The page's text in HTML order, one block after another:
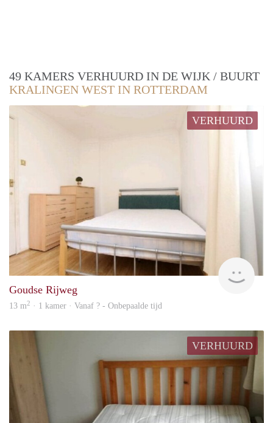
49 KAMERS VERHUURD IN DE WIJK / BUURT
KRALINGEN WEST IN ROTTERDAM
VERHUURD
Goudse Rijweg
13 m2 · 1 kamer · Vanaf ? - Onbepaalde tijd
VERHUURD